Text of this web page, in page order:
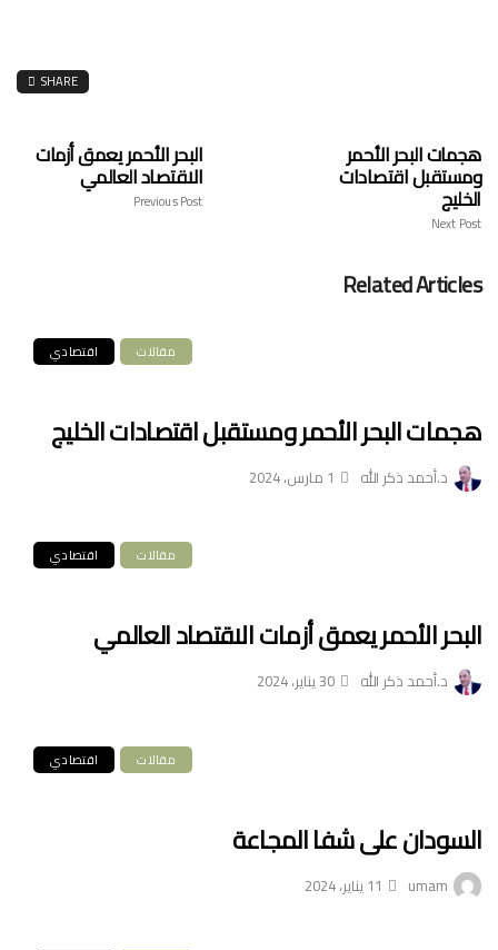
SHARE
البحر الأحمر يعمق أزمات
الاقتصاد العالمي
Previous Post
هجمات البحر الأحمر
ومستقبل اقتصادات
الخليج
Next Post
Related Articles
اقتصادي مقالات
هجمات البحر الأحمر ومستقبل اقتصادات الخليج
د.أحمد ذكر الله 1 مارس، 2024
اقتصادي مقالات
البحر الأحمر يعمق أزمات الاقتصاد العالمي
د.أحمد ذكر الله 30 يناير، 2024
اقتصادي مقالات
السودان على شفا المجاعة
umam 11 يناير، 2024